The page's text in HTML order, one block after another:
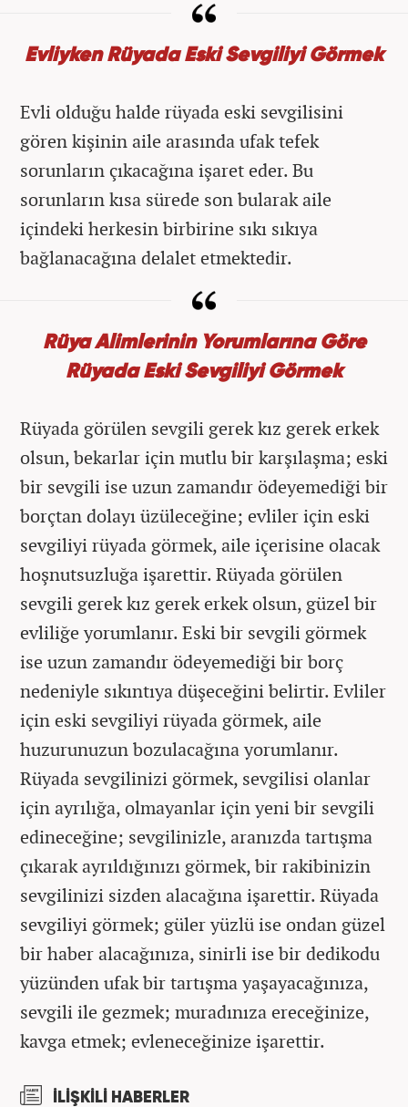
Evliyken Rüyada Eski Sevgiliyi Görmek
Evli olduğu halde rüyada eski sevgilisini
gören kişinin aile arasında ufak tefek
sorunların çıkacağına işaret eder. Bu
sorunların kısa sürede son bularak aile
içindeki herkesin birbirine sıkı sıkıya
bağlanacağına delalet etmektedir.
Rüya Alimlerinin Yorumlarına Göre
Rüyada Eski Sevgiliyi Görmek
Rüyada görülen sevgili gerek kız gerek erkek
olsun, bekarlar için mutlu bir karşılaşma; eski
bir sevgili ise uzun zamandır ödeyemediği bir
borçtan dolayı üzüleceğine; evliler için eski
sevgiliyi rüyada görmek, aile içerisine olacak
hoşnutsuzluğa işarettir. Rüyada görülen
sevgili gerek kız gerek erkek olsun, güzel bir
evliliğe yorumlanır. Eski bir sevgili görmek
ise uzun zamandır ödeyemediği bir borç
nedeniyle sıkıntıya düşeceğini belirtir. Evliler
için eski sevgiliyi rüyada görmek, aile
huzurunuzun bozulacağına yorumlanır.
Rüyada sevgilinizi görmek, sevgilisi olanlar
için ayrılığa, olmayanlar için yeni bir sevgili
edineceğine; sevgilinizle, aranızda tartışma
çıkarak ayrıldığınızı görmek, bir rakibinizin
sevgilinizi sizden alacağına işarettir. Rüyada
sevgiliyi görmek; güler yüzlü ise ondan güzel
bir haber alacağınıza, sinirli ise bir dedikodu
yüzünden ufak bir tartışma yaşayacağınıza,
sevgili ile gezmek; muradınıza ereceğinize,
kavga etmek; evleneceğinize işarettir.
İLİŞKİLİ HABERLER